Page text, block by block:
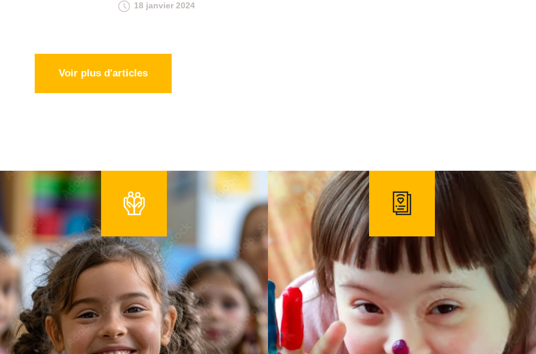
18 janvier 2024
Voir plus d'articles